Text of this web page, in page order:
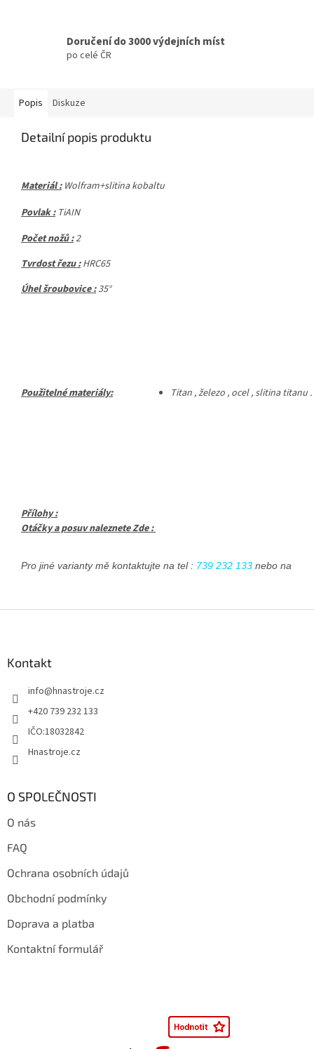
Doručení do 3000 výdejních míst
po celé ČR
Popis Diskuze
Detailní popis produktu
Materiál : Wolfram+slitina kobaltu
Povlak : TiAIN
Počet nožů :2
Tvrdost řezu :HRC65
Úhel šroubovice :35°
Použitelné materiály: Titan , železo , ocel , slitina titanu
Přílohy :
Otáčky a posuv naleznete Zde :
Pro jiné varianty mě kontaktujte na tel : 739 232 133 nebo na
Kontakt
info@hnastroje.cz
+420 739 232 133
IČO:18032842
Hnastroje.cz
O SPOLEČNOSTI
O nás
FAQ
Ochrana osobních údajů
Obchodní podmínky
Doprava a platba
Kontaktní formulář